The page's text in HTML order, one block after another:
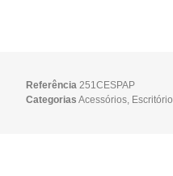
Referência251CESPAP
Categorias Acessórios, Escritório